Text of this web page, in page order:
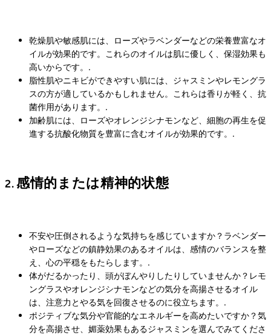
乾燥肌や敏感肌には、ローズやラベンダーなどの栄養豊富なオ
イルが効果的です。これらのオイルは肌に優しく、保湿効果も
高いからです。.
脂性肌やニキビができやすい肌には、ジャスミンやレモングラ
スの方が適しているかもしれません。これらは香りが軽く、抗
菌作用があります。.
加齢肌には、ローズやオレンジシナモンなど、細胞の再生を促
進する抗酸化物質を豊富に含むオイルが効果的です。.
2. 感情的または精神的状態
不安や圧倒されるような気持ちを感じていますか？ラベンダー
やローズなどの鎮静効果のあるオイルは、感情のバランスを整
え、心の平穏をもたらします。.
体がだるかったり、頭がぼんやりしたりしていませんか？レモ
ングラスやオレンジシナモンなどの気分を高揚させるオイル
は、注意力とやる気を回復させるのに役立ちます。.
ポジティブな気分や官能的なエネルギーを高めたいですか？気
分を高揚させ、媚薬効果もあるジャスミンを選んでみてくださ